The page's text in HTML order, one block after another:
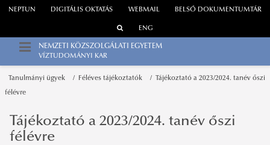
WEBMAIL
NEPTUN DIGITÁLIS OKTATÁS BELSŐ DOKUMENTUMTÁR
ENG
NEMZETI KÖZSZOLGÁLATI EGYETEM
VÍZTUDOMÁNYI KAR
Tanulmányi ügyek Féléves tájékoztatók Tájékoztató a 2023/2024. tanév őszi
félévre
Tájékoztató a 2023/2024. tanév őszi
félévre